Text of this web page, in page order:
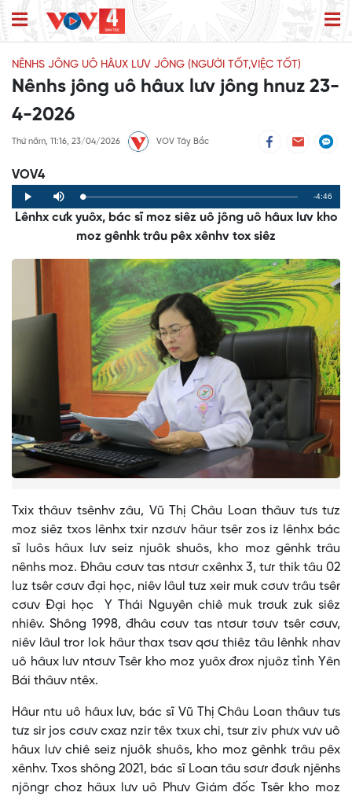
NÊNHS JÔNG UÔ HÂUX LƯV JÔNG (NGƯỜI TỐT,VIỆC TỐT)
Nênhs jông uô hâux lưv jông hnuz 23-
4-2026
Thứ năm, 11:16, 23/04/2026 VOV Tây Bắc
VOV4
Play Mute Loaded:
0%
Progress:
0%
Remaining
Time
-4:46
Lênhx cưk yuôx, bác sĩ moz siêz uô jông uô hâux lưv kho
moz gênhk trâu pêx xênhv tox siêz
Txix thâuv tsênhv zâu, Vũ Thị Châu Loan thâuv tưs tưz
moz siêz txos lênhx txir nzơưv hâur tsêr zos iz lênhx bác
sĩ luôs hâux lưv seiz njuôk shuôs, kho moz gênhk trâu
nênhs moz. Đhâu cơưv tas ntơưr cxênhx 3, tưr thik tâu 02
luz tsêr cơưv đại học, niêv lâul tưz xeir muk cơưv trâu tsêr
cơưv Đại học Y Thái Nguyên chiê muk trơưk zuk siêz
nhiêv. Shông 1998, đhâu cơưv tas ntơưr tơưv tsêr cơưv,
niêv lâul tror lok hâur thax tsav qơư thiêz tâu lênhk nhav
uô hâux lưv ntơưv Tsêr kho moz yuôx đrox njuôz tỉnh Yên
Bái thâuv ntêx.
Hâur ntu uô hâux lưv, bác sĩ Vũ Thị Châu Loan thâuv tưs
tưz sir jos cơưv cxaz nzir têx txux chi, tsưr ziv phưx vưv uô
hâux lưv chiê seiz njuôk shuôs, kho moz gênhk trâu pêx
xênhv. Txos shông 2021, bác sĩ Loan tâu sơưr đơưk njênhs
njôngr choz hâux lưv uô Phưv Giám đốc Tsêr kho moz